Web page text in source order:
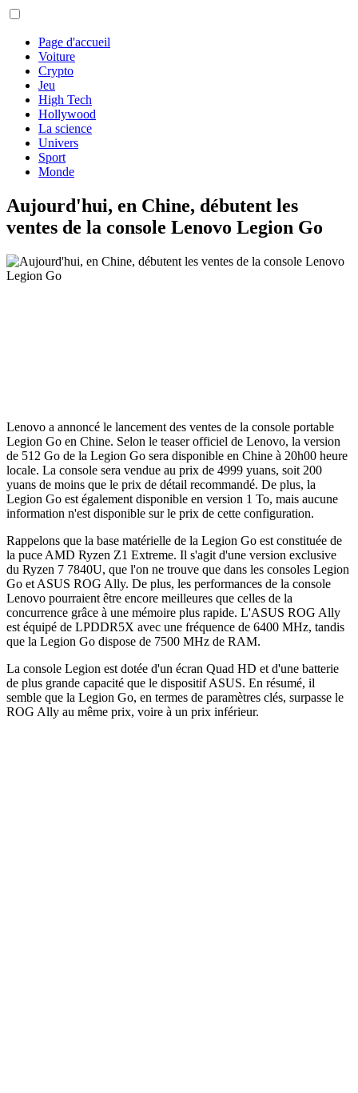
Page d'accueil
Voiture
Crypto
Jeu
High Tech
Hollywood
La science
Univers
Sport
Monde
Aujourd'hui, en Chine, débutent les
ventes de la console Lenovo Legion Go
Lenovo a annoncé le lancement des ventes de la console portable
Legion Go en Chine. Selon le teaser officiel de Lenovo, la version
de 512 Go de la Legion Go sera disponible en Chine à 20h00 heure
locale. La console sera vendue au prix de 4999 yuans, soit 200
yuans de moins que le prix de détail recommandé. De plus, la
Legion Go est également disponible en version 1 To, mais aucune
information n'est disponible sur le prix de cette configuration.
Rappelons que la base matérielle de la Legion Go est constituée de
la puce AMD Ryzen Z1 Extreme. Il s'agit d'une version exclusive
du Ryzen 7 7840U, que l'on ne trouve que dans les consoles Legion
Go et ASUS ROG Ally. De plus, les performances de la console
Lenovo pourraient être encore meilleures que celles de la
concurrence grâce à une mémoire plus rapide. L'ASUS ROG Ally
est équipé de LPDDR5X avec une fréquence de 6400 MHz, tandis
que la Legion Go dispose de 7500 MHz de RAM.
La console Legion est dotée d'un écran Quad HD et d'une batterie
de plus grande capacité que le dispositif ASUS. En résumé, il
semble que la Legion Go, en termes de paramètres clés, surpasse le
ROG Ally au même prix, voire à un prix inférieur.